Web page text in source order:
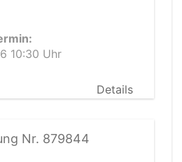
10:30 Uhr
Details
Nr. 879844